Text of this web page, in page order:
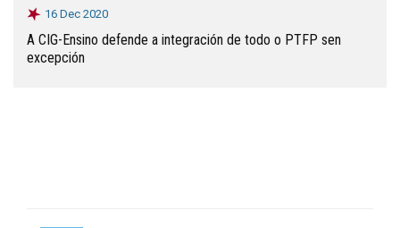
16 Dec 2020
A CIG-Ensino defende a integración de todo o PTFP sen
excepción